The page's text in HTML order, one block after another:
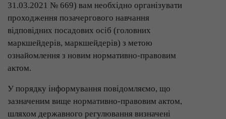
31.03.2021 № 669) вам необхідно організувати
проходження позачергового навчання
відповідних посадових осіб (головних
маркшейдерів, маркшейдерів) з метою
ознайомлення з новим нормативно-правовим
актом.
У порядку інформування повідомляємо, що
зазначеним вище нормативно-правовим актом,
шляхом державного регулювання визначені